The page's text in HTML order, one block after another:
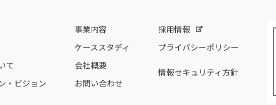
て
・ビジョン
事業内容
ケーススタディ
会社概要
お問い合わせ
採用情報
プライバシーポリシー
情報セキュリティ方針